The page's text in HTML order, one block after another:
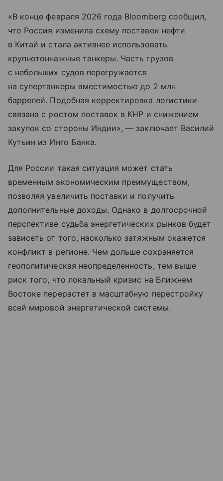
«В конце февраля 2026 года Bloomberg сообщил,
что Россия изменила схему поставок нефти
в Китай и стала активнее использовать
крупнотоннажные танкеры. Часть грузов
с небольших судов перегружается
на супертанкеры вместимостью до 2 млн
баррелей. Подобная корректировка логистики
связана с ростом поставок в КНР и снижением
закупок со стороны Индии», — заключает Василий
Кутьин из Инго Банка.
Для России такая ситуация может стать
временным экономическим преимуществом,
позволяя увеличить поставки и получить
дополнительные доходы. Однако в долгосрочной
перспективе судьба энергетических рынков будет
зависеть от того, насколько затяжным окажется
конфликт в регионе. Чем дольше сохраняется
геополитическая неопределенность, тем выше
риск того, что локальный кризис на Ближнем
Востоке перерастет в масштабную перестройку
всей мировой энергетической системы.